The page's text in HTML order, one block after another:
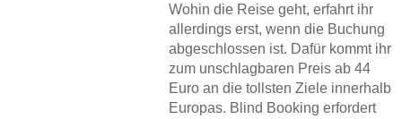
Wohin die Reise geht, erfahrt ihr
allerdings erst, wenn die Buchung
abgeschlossen ist. Dafür kommt ihr
zum unschlagbaren Preis ab 44
Euro an die tollsten Ziele innerhalb
Europas. Blind Booking erfordert